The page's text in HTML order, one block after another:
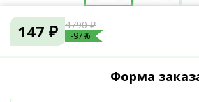
147 ₽ 4790 ₽
-97%
Форма